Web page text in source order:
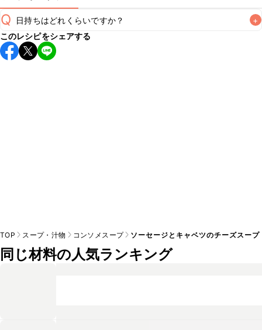
Q 日持ちはどれくらいですか？ +
保存期間は冷蔵で翌日中が目安です。なるべくお早めにお召
し上がりください。
このレシピをシェアする
TOP スープ・汁物 コンソメスープ ソーセージとキャベツのチーズスープ
同じ材料の人気ランキング